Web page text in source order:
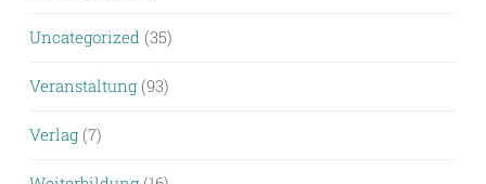
Uncategorized (35)
Veranstaltung (93)
Verlag (7)